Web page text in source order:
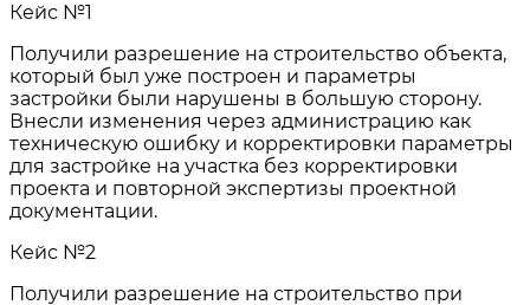
Кейс №1
Получили разрешение на строительство объекта,
который был уже построен и параметры
застройки были нарушены в большую сторону.
Внесли изменения через администрацию как
техническую ошибку и корректировки параметры
для застройке на участка без корректировки
проекта и повторной экспертизы проектной
документации.
Кейс №2
Получили разрешение на строительство при